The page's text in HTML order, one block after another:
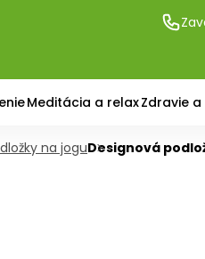
Meditácia a relaxZdravie
na joguDesignová